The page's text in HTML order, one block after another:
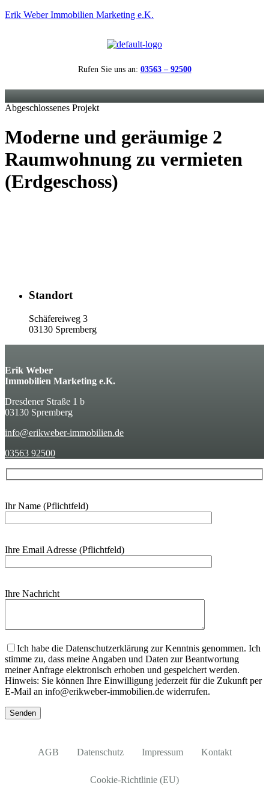
Erik Weber Immobilien Marketing e.K.
Rufen Sie uns an: 03563 – 92500
Menü
Abgeschlossenes Projekt
Moderne und geräumige 2
Raumwohnung zu vermieten
(Erdgeschoss)
Standort
Schäfereiweg 3
03130 Spremberg
Erik Weber
Immobilien Marketing e.K.
Dresdener Straße 1 b
03130 Spremberg
info@erikweber-immobilien.de
03563 92500
Ihr Name (Pflichtfeld)
Ihre Email Adresse (Pflichtfeld)
Ihre Nachricht
Bitte lasse dieses Feld leer.
Ich habe die Datenschutzerklärung zur Kenntnis genommen. Ich
stimme zu, dass meine Angaben und Daten zur Beantwortung
meiner Anfrage elektronisch erhoben und gespeichert werden.
Hinweis: Sie können Ihre Einwilligung jederzeit für die Zukunft per
E-Mail an info@erikweber-immobilien.de widerrufen.
AGB Datenschutz Impressum Kontakt
Cookie-Richtlinie (EU)